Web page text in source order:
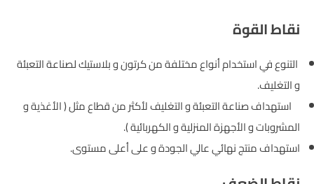
نقاط القوة
التنوع في استخدام أنواع مختلفة من كرتون و بلاستيك لصناعة التعبئة
و التغليف.
استهداف صناعة التعبئة و التغليف لأكثر من قطاع مثل ( الأغذية و
المشروبات و الأجهزة المنزلية و الكهربائية ).
استهداف منتج نهائي عالي الجودة و على أعلى مستوى.